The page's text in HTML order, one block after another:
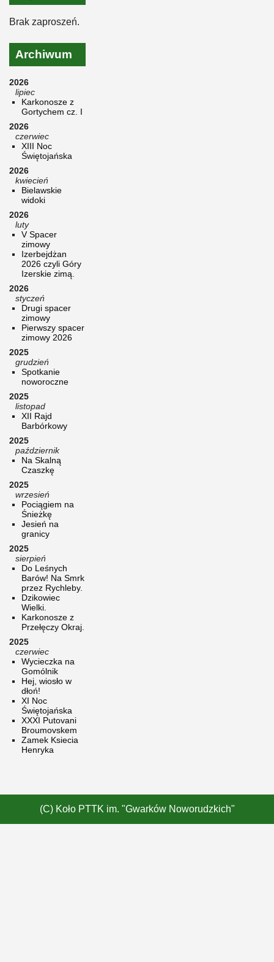
Brak zaproszeń.
Archiwum
2026
lipiec
Karkonosze z
Gortychem cz. I
2026
czerwiec
XIII Noc
Świętojańska
2026
kwiecień
Bielawskie
widoki
2026
luty
V Spacer
zimowy
Izerbejdżan
2026 czyli Góry
Izerskie zimą.
2026
styczeń
Drugi spacer
zimowy
Pierwszy spacer
zimowy 2026
2025
grudzień
Spotkanie
noworoczne
2025
listopad
XII Rajd
Barbórkowy
2025
październik
Na Skalną
Czaszkę
2025
wrzesień
Pociągiem na
Śnieżkę
Jesień na
granicy
2025
sierpień
Do Leśnych
Barów! Na Smrk
przez Rychleby.
Dzikowiec
Wielki.
Karkonosze z
Przełęczy Okraj.
2025
czerwiec
Wycieczka na
Gomólnik
Hej, wiosło w
dłoń!
XI Noc
Świętojańska
XXXI Putovani
Broumovskem
Zamek Ksiecia
Henryka
(C) Koło PTTK im. "Gwarków Noworudzkich"